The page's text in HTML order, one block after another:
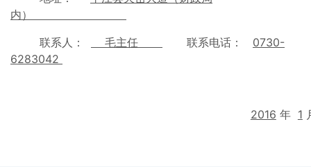
内）
联系人：
毛主任 联系电话： 0730-
6283042
2016 年 1